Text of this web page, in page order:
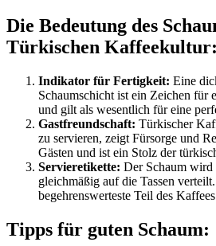
Die Bedeutung des
Türkischen Kaffeekultur:
Indikator für Fertigkeit: Eine
Schaumschicht ist ein Zeichen für
und gilt als wesentlich für eine
Gastfreundschaft: Türkischer
zu servieren, zeigt Fürsorge und
Gästen und ist ein Stolz der
Servieretikette: Der Schaum wird
gleichmäßig auf die Tassen
begehrenswerteste Teil des
Tipps für guten Schaum: